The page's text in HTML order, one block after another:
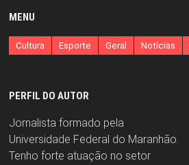
MENU
Cultura Esporte Geral Notícias
PERFIL DO AUTOR
Jornalista formado pela
Universidade Federal do Maranhão.
Tenho forte atuação no setor